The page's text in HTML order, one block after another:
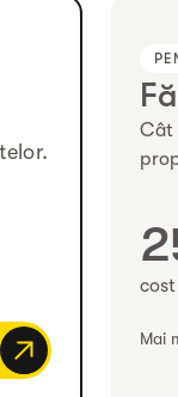
Cât
Mai